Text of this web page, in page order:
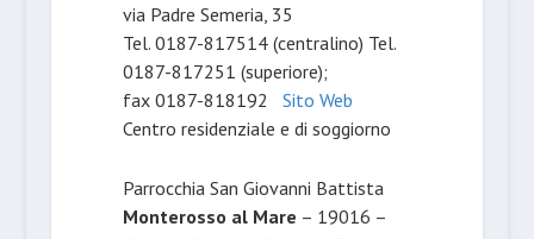
via Padre Semeria, 35
Tel. 0187-817514 (centralino) Tel.
0187-817251 (superiore);
fax 0187-818192 Sito Web
Centro residenziale e di soggiorno
Parrocchia San Giovanni Battista
Monterosso al Mare – 19016 –